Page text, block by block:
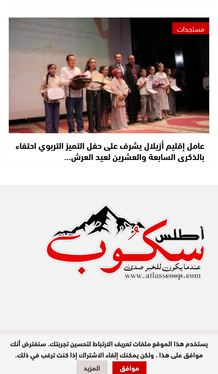
مستجدات
عامل إقليم أزيلال يشرف على حفل التميز التربوي احتفاء
بالذكرى السابعة والعشرين لعيد العرش…
مدير النشر : عبد الله عزي / جميع الحقوق
محفوظة © 2026
تصميم وبرمجة
يستخدم هذا الموقع ملفات تعريف الارتباط لتحسين تجربتك. سنفترض أنك
موافق على هذا ، ولكن يمكنك إلغاء الاشتراك إذا كنت ترغب في ذلك.
موافق
المزيد